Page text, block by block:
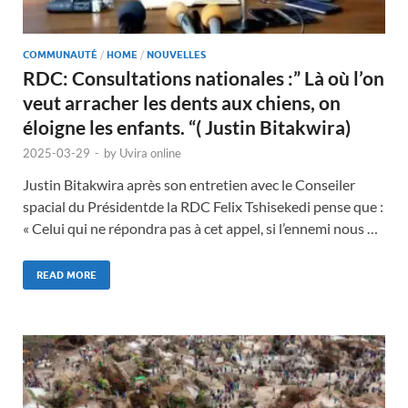
COMMUNAUTÉ / HOME / NOUVELLES
RDC: Consultations nationales :” Là où l’on
veut arracher les dents aux chiens, on
éloigne les enfants. “( Justin Bitakwira)
2025-03-29 - by Uvira online
Justin Bitakwira après son entretien avec le Conseiler
spacial du Présidentde la RDC Felix Tshisekedi pense que :
« Celui qui ne répondra pas à cet appel, si l’ennemi nous …
READ MORE